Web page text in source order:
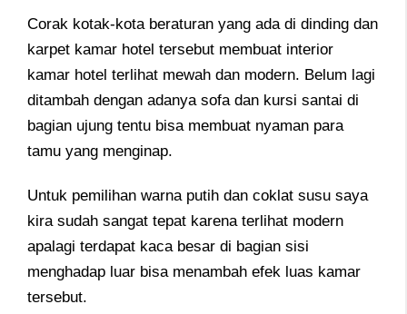
Corak kotak-kota beraturan yang ada di dinding dan
karpet kamar hotel tersebut membuat interior
kamar hotel terlihat mewah dan modern. Belum lagi
ditambah dengan adanya sofa dan kursi santai di
bagian ujung tentu bisa membuat nyaman para
tamu yang menginap.
Untuk pemilihan warna putih dan coklat susu saya
kira sudah sangat tepat karena terlihat modern
apalagi terdapat kaca besar di bagian sisi
menghadap luar bisa menambah efek luas kamar
tersebut.